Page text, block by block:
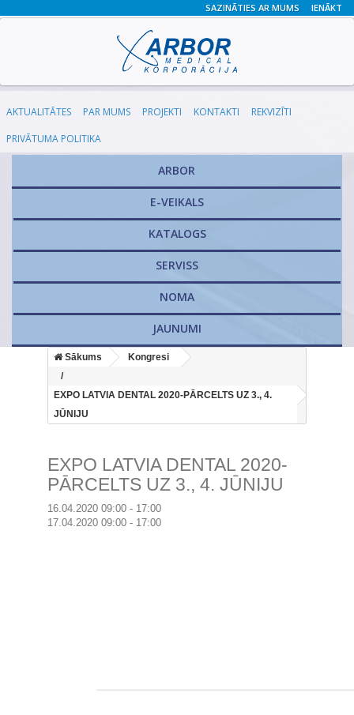
IENĀKT
SAZINĀTIES AR MUMS
AKTUALITĀTES PAR MUMS PROJEKTI KONTAKTI
REKVIZĪTI
PRIVĀTUMA POLITIKA
ARBOR
E-VEIKALS
KATALOGS
​SERVISS
NOMA
JAUNUMI
Sākums Kongresi
EXPO LATVIA DENTAL 2020-PĀRCELTS UZ 3., 4.
JŪNIJU
EXPO LATVIA DENTAL 2020-
PĀRCELTS UZ 3., 4. JŪNIJU
16.04.2020 09:00 - 17:00
17.04.2020 09:00 - 17:00